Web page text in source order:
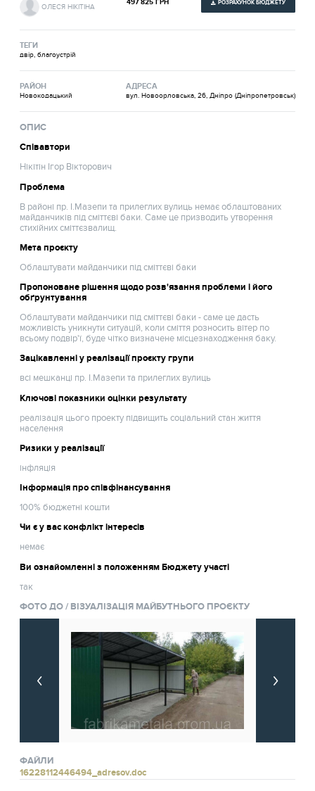
ОЛЕСЯ НІКІТІНА
497 825 ГРН РОЗРАХУНОК БЮДЖЕТУ
ТЕГИ
двір, благоустрій
РАЙОН
Новокодацький
АДРЕСА
вул. Новоорловська, 26, Дніпро (Дніпропетровськ)
ОПИС
Співавтори
Нікітін Ігор Вікторович
Проблема
В районі пр. І.Мазепи та прилеглих вулиць немає облаштованих
майданчиків під сміттєві баки. Саме це призводить утворення
стихійних сміттєзвалищ.
Мета проєкту
Облаштувати майданчики під сміттєві баки
Пропоноване рішення щодо розв'язання проблеми і його
обґрунтування
Облаштувати майданчики під сміттєві баки - саме це дасть
можливість уникнути ситуацій, коли сміття розносить вітер по
всьому подвір'ї, буде чітко визначене місцезнаходження баку.
Зацікавленні у реалізації проєкту групи
всі мешканці пр. І.Мазепи та прилеглих вулиць
Ключові показники оцінки результату
реалізація цього проекту підвищить соціальний стан життя
населення
Ризики у реалізації
інфляція
Інформація про співфінансування
100% бюджетні кошти
Чи є у вас конфлікт інтересів
немає
Ви ознайомленні з положенням Бюджету участі
так
ФОТО ДО / ВІЗУАЛІЗАЦІЯ МАЙБУТНЬОГО ПРОЄКТУ
ФАЙЛИ
16228112446494_adresov.doc